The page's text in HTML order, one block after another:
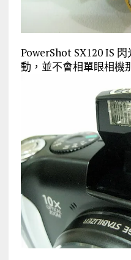
PowerShot SX120 IS
動，並不會相單眼相機